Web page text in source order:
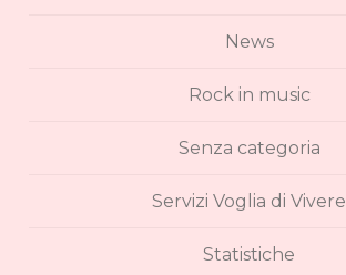
News
Rock in music
Senza categoria
Servizi Voglia di Vivere
Statistiche